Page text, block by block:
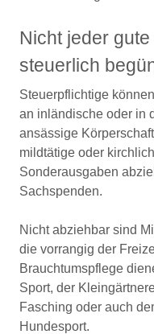
Nicht jeder
steuerlich
Steuerpflichtige
an inländische oder in
ansässige
mildtätige oder
Sonderausgaben
Sachspenden.
Nicht abziehbar sind
die vorrangig der
Brauchtumspflege
Sport, der
Fasching oder auch
Hundesport.